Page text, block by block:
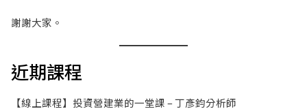
謝謝大家。
近期課程
【線上課程】投資營建業的一堂課 – 丁彥鈞分析師